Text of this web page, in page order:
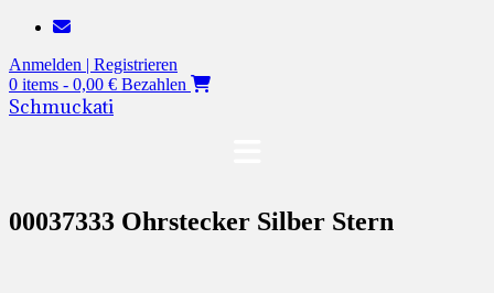
Zum
springen
Anmelden | Registrieren
0 items - 0,00 € Bezahlen
Schmuckati
00037333 Ohrstecker Silber Stern